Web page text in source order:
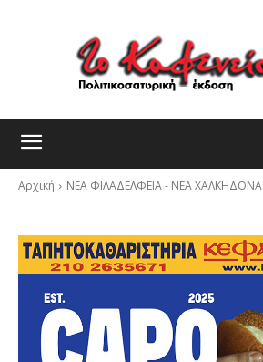
Αρχική ΝΕΑ ΦΙΛΑΔΕΛΦΕΙΑ - ΝΕΑ ΧΑΛΚΗΔΟΝΑ